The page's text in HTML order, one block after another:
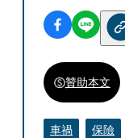
贊助本文
車禍 保險